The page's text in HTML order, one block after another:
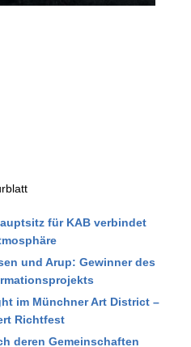
für KAB verbindet
und Arup: Gewinner des
im Münchner Art District –
Richtfest
deren Gemeinschaften